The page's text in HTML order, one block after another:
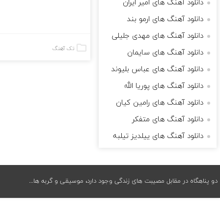
تک آهنگ
دانلود آهنگ های امیر ایران
دانلود آهنگ های ارمو بند
دانلود آهنگ های مهدی جلیلی
دانلود آهنگ های سایمان
دانلود آهنگ های عباس بلیوند
دانلود آهنگ های پوریا الله
دانلود آهنگ های رامین کیان
دانلود آهنگ های متفکر
دانلود آهنگ های ییلدیز تیلبه
دو پناهگاه در مقابل مصیبت های زندگی وجود دارد، موسیقی و گربه ها...